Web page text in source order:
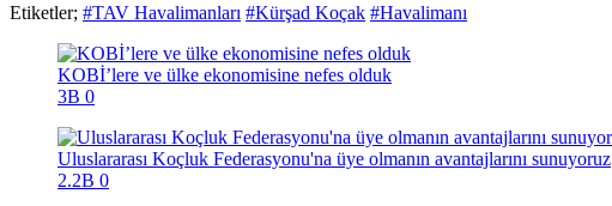
Etiketler; #TAV Havalimanları #Kürşad Koçak #Havalimanı
KOBİ’lere ve ülke ekonomisine nefes olduk
3B 0
Uluslararası Koçluk Federasyonu'na üye olmanın avantajlarını sunuyoruz
2.2B 0